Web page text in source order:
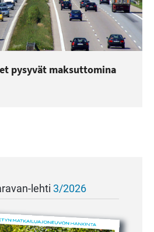
pysyvät maksuttomina
lehti 3/2026